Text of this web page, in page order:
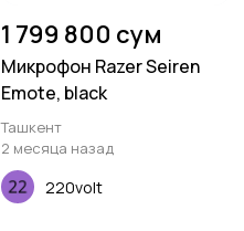
Микрофоны
1 799 800 сум
Микрофон Razer Seiren
Emote, black
Ташкент
2 месяца назад
220volt